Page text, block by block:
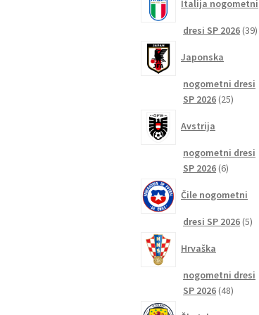
Italija nogometni
dresi SP 2026 3939
Japonska
nogometni dresi
SP 2026 2525
Avstrija
nogometni dresi
SP 2026 66
Čile nogometni
dresi SP 2026 55
Hrvaška
nogometni dresi
SP 2026 4848